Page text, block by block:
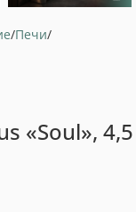
Печи
«Soul», 4,5